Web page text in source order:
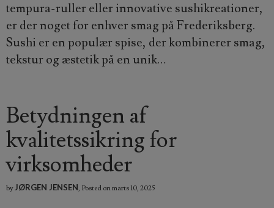
tempura-ruller eller innovative sushikreationer,
er der noget for enhver smag på Frederiksberg.
Sushi er en populær spise, der kombinerer smag,
tekstur og æstetik på en unik…
Betydningen af
kvalitetssikring for
virksomheder
by JØRGEN JENSEN, Posted onmarts 10, 2025